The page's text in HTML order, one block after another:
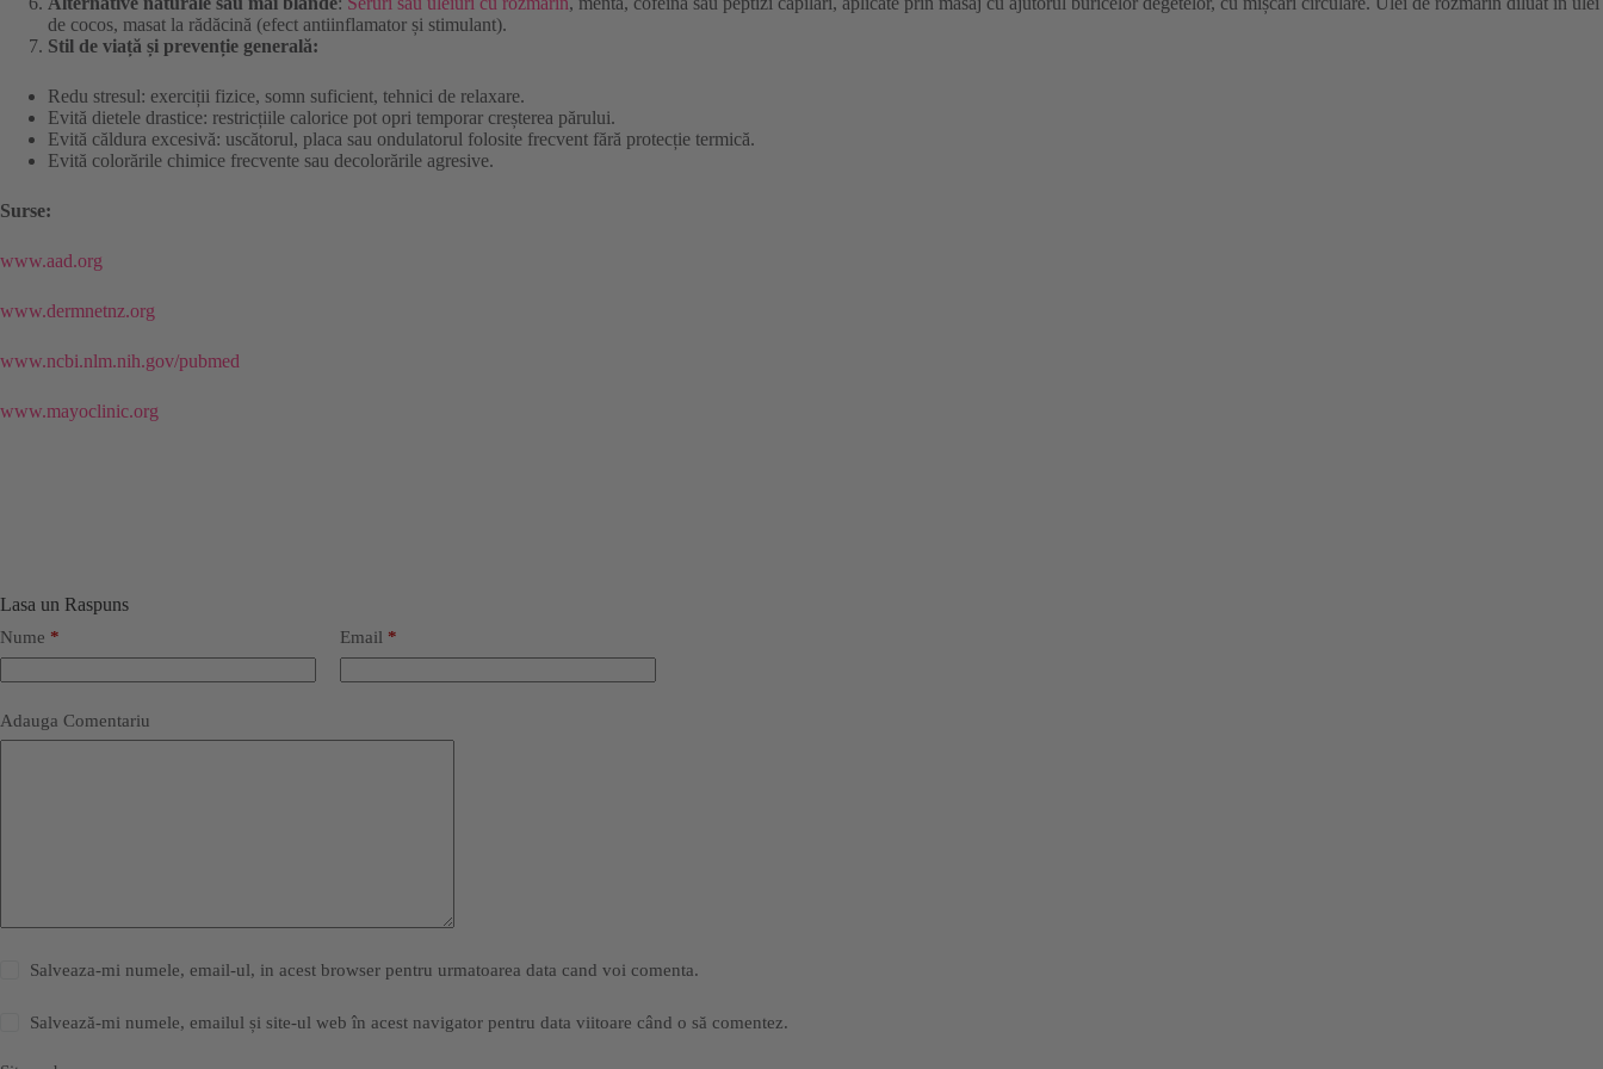
de cocos, masat la rădăcină (efect antiinflamator și stimulant).
Stil de viață și prevenție generală:
Redu stresul: exerciții fizice, somn suficient, tehnici de relaxare.
Evită dietele drastice: restricțiile calorice pot opri temporar creșterea părului.
Evită căldura excesivă: uscătorul, placa sau ondulatorul folosite frecvent fără protecție termică.
Evită colorările chimice frecvente sau decolorările agresive.
Surse:
www.aad.org
www.dermnetnz.org
www.ncbi.nlm.nih.gov/pubmed
www.mayoclinic.org
Lasa un Raspuns
Nume * Email *
Adauga Comentariu
Salveaza-mi numele, email-ul, in acest browser pentru urmatoarea data cand voi comenta.
Salvează-mi numele, emailul și site-ul web în acest navigator pentru data viitoare când o să comentez.